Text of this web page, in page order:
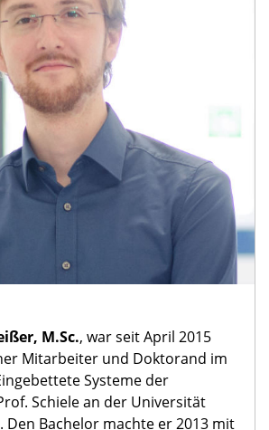
M.Sc., war seit April 2015
Mitarbeiter und Doktorand im
Systeme der
Schiele an der Universität
Den Bachelor machte er 2013 mit